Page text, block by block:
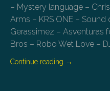
– Mystery language –
Arms – KRS ONE – Sound
Gerassimez – Asventuras
Bros – Robo Wet Love –
Continue reading →